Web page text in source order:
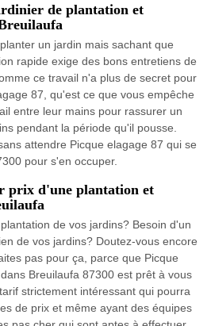
de plantation et
un jardin mais sachant que
rapide exige des bons entretiens de
ce travail n'a plus de secret pour
87, qu'est ce que vous empêche
entre leur mains pour rassurer un
pendant la période qu'il pousse.
attendre Picque elagage 87 qui se
pour s'en occuper.
prix d'une plantation et
de vos jardins? Besoin d'un
de vos jardins? Doutez-vous encore
pas pour ça, parce que Picque
Breuilaufa 87300 est prêt à vous
strictement intéressant qui pourra
de prix et même ayant des équipes